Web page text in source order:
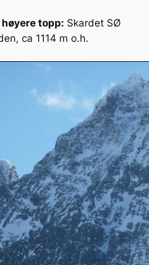
topp: Skardet SØ
ca 1114 m o.h.